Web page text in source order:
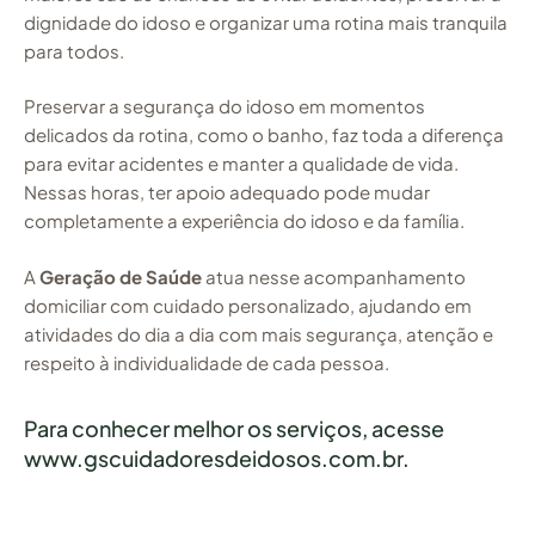
dignidade do idoso e organizar uma rotina mais tranquila
para todos.
Preservar a segurança do idoso em momentos
delicados da rotina, como o banho, faz toda a diferença
para evitar acidentes e manter a qualidade de vida.
Nessas horas, ter apoio adequado pode mudar
completamente a experiência do idoso e da família.
A Geração de Saúde atua nesse acompanhamento
domiciliar com cuidado personalizado, ajudando em
atividades do dia a dia com mais segurança, atenção e
respeito à individualidade de cada pessoa.
Para conhecer melhor os serviços, acesse
www.gscuidadoresdeidosos.com.br.